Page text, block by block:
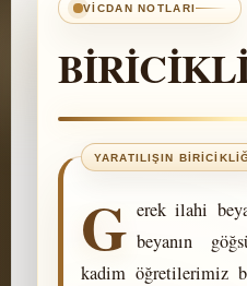
VICDAN NOTLARI
G erek ilahi
beyanın
kadim öğretilerimiz